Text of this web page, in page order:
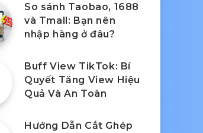
So sánh Taobao, 1688
và Tmall: Bạn nên
nhập hàng ở đâu?
Buff View TikTok: Bí
Quyết Tăng View Hiệu
Quả Và An Toàn
Hướng Dẫn Cắt Ghép